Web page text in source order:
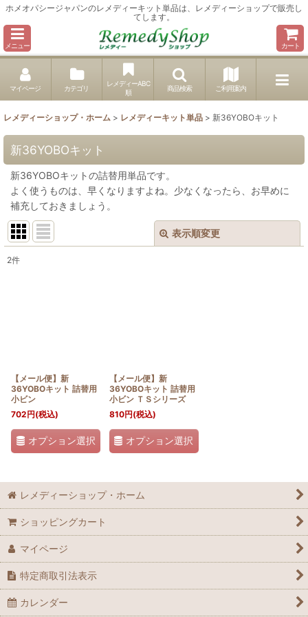
ホメオパシージャパンのレメディーキット単品は、レメディーショップで販売し
てします。
メニュー カート
マイページ カテゴリ
レメディーABC
順
商品検索 ご利用案内
レメディーショップ・ホーム > レメディーキット単品 > 新36YOBOキット
新36YOBOキット
新36YOBOキットの詰替用単品です。
よく使うものは、早くなりますよね。少なくなったら、お早めに
補充しておきましょう。
表示順変更
2件
【メール便】新
36YOBOキット 詰替用
小ビン
702円(税込)
オプション選択
【メール便】新
36YOBOキット 詰替用
小ビン ＴＳシリーズ
810円(税込)
オプション選択
レメディーショップ・ホーム
ショッピングカート
マイページ
特定商取引法表示
カレンダー